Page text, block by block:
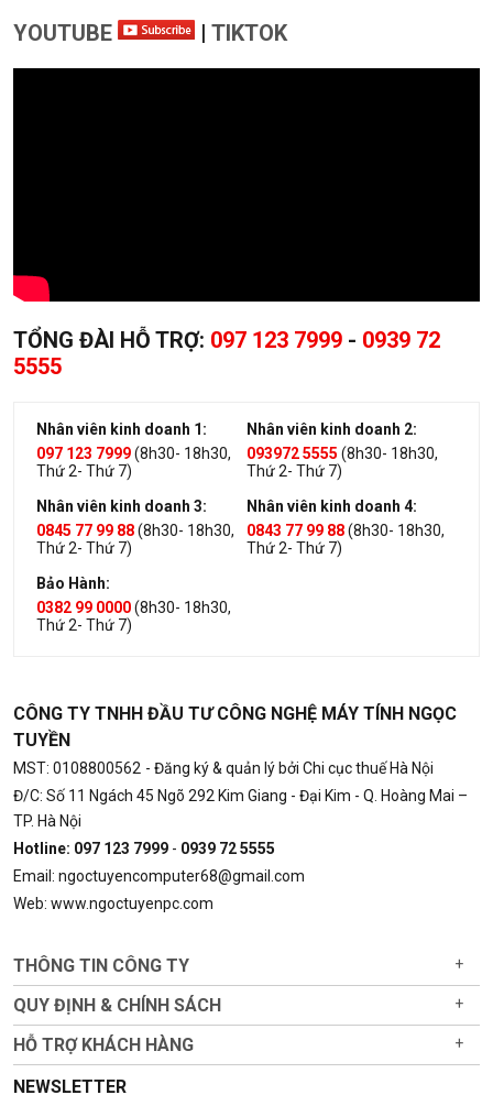
YOUTUBE | TIKTOK
TỔNG ĐÀI HỖ TRỢ: 097 123 7999 - 0939 72
5555
Nhân viên kinh doanh 1:
097 123 7999(8h30- 18h30,
Thứ 2- Thứ 7)
Nhân viên kinh doanh 2:
093972 5555 (8h30- 18h30,
Thứ 2- Thứ 7)
Nhân viên kinh doanh 3:
0845 77 99 88(8h30- 18h30,
Thứ 2- Thứ 7)
Nhân viên kinh doanh 4:
0843 77 99 88(8h30- 18h30,
Thứ 2- Thứ 7)
Bảo Hành:
0382 99 0000(8h30- 18h30,
Thứ 2- Thứ 7)
CÔNG TY TNHH ĐẦU TƯ CÔNG NGHỆ MÁY TÍNH NGỌC
TUYỀN
MST: 0108800562 - Đăng ký & quản lý bởi Chi cục thuế Hà Nội
Đ/C: Số 11 Ngách 45 Ngõ 292 Kim Giang - Đại Kim - Q. Hoàng Mai –
TP. Hà Nội
Hotline: 097 123 7999 - 0939 72 5555
Email: ngoctuyencomputer68@gmail.com
Web: www.ngoctuyenpc.com
THÔNG TIN CÔNG TY +
QUY ĐỊNH & CHÍNH SÁCH +
HỖ TRỢ KHÁCH HÀNG +
NEWSLETTER